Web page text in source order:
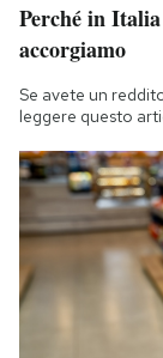
Perché in
accorgiamo
Se avete un
leggere questo